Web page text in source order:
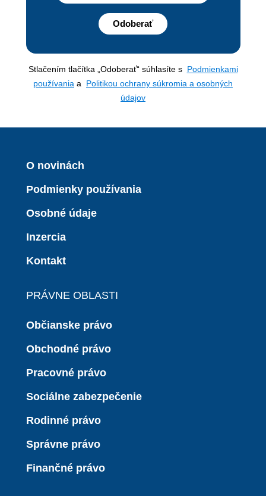
Odoberať
Stlačením tlačítka „Odoberať“ súhlasíte s Podmienkami
používania a Politikou ochrany súkromia a osobných
údajov
O novinách
Podmienky používania
Osobné údaje
Inzercia
Kontakt
PRÁVNE OBLASTI
Občianske právo
Obchodné právo
Pracovné právo
Sociálne zabezpečenie
Rodinné právo
Správne právo
Finančné právo